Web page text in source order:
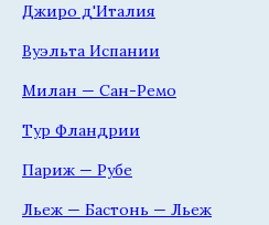
Джиро д'Италия
Вуэльта Испании
Милан — Сан-Ремо
Тур Фландрии
Париж — Рубе
Льеж — Бастонь — Льеж